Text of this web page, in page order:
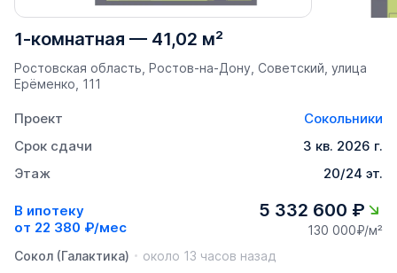
1-комнатная — 41,02 м²
Ростовская область, Ростов-на-Дону, Советский, улица
Ерёменко, 111
Проект
Сокольники
Срок сдачи
3 кв. 2026 г.
Этаж
20/24 эт.
В ипотеку
от 22 380 ₽/мес
5 332 600 ₽
130 000₽/м²
Сокол (Галактика)
около 13 часов назад